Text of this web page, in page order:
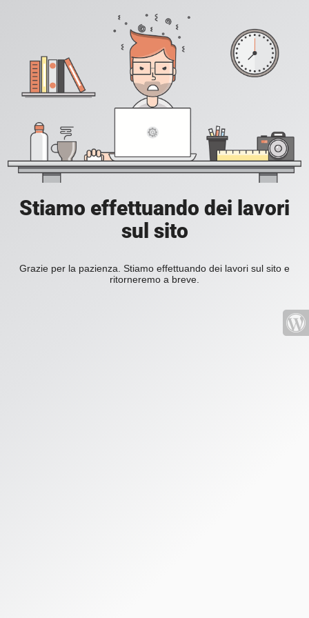
Stiamo effettuando dei lavori
sul sito
Grazie per la pazienza. Stiamo effettuando dei lavori sul sito e
ritorneremo a breve.